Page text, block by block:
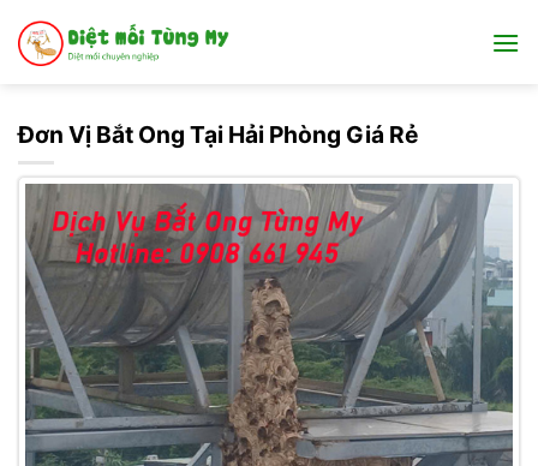
qua
Đơn Vị Bắt Ong Tại Hải Phòng Giá Rẻ